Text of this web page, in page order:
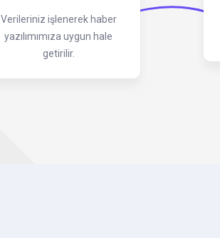
Verileriniz işlenerek haber
yazılımımıza uygun hale
getirilir.